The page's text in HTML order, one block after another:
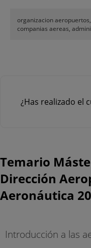
organizacion aeropuertos,
companias aereas,
¿Has realizado el
Temario
Dirección
Aeronáutica
Introducción a las